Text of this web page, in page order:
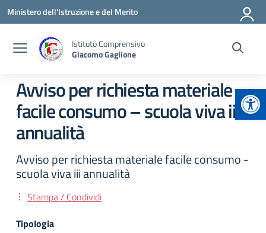
Vai ai contenuti
Vai al menu di navigazione
Vai al footer
Ministero dell'Istruzione e del Merito
Istituto Comprensivo
Giacomo Gaglione
Avviso per richiesta materiale
facile consumo – scuola viva iii
annualità
Avviso per richiesta materiale facile consumo -
scuola viva iii annualità
Stampa / Condividi
Tipologia